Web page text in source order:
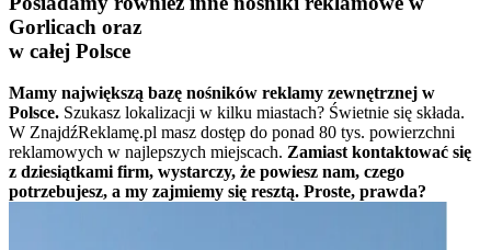
Gorlicach oraz
w całej Polsce
Mamy największą bazę nośników reklamy zewnętrznej w
Polsce. Szukasz lokalizacji w kilku miastach? Świetnie się składa.
W ZnajdźReklamę.pl masz dostęp do ponad 80 tys. powierzchni
reklamowych w najlepszych miejscach. Zamiast kontaktować się
z dziesiątkami firm, wystarczy, że powiesz nam, czego
potrzebujesz, a my zajmiemy się resztą. Proste, prawda?